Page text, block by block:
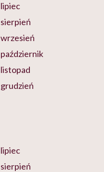
lipiec
sierpień
wrzesień
październik
listopad
grudzień
lipiec
sierpień